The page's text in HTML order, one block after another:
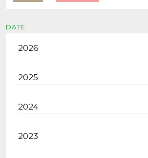
DATE
2026
2025
2024
2023